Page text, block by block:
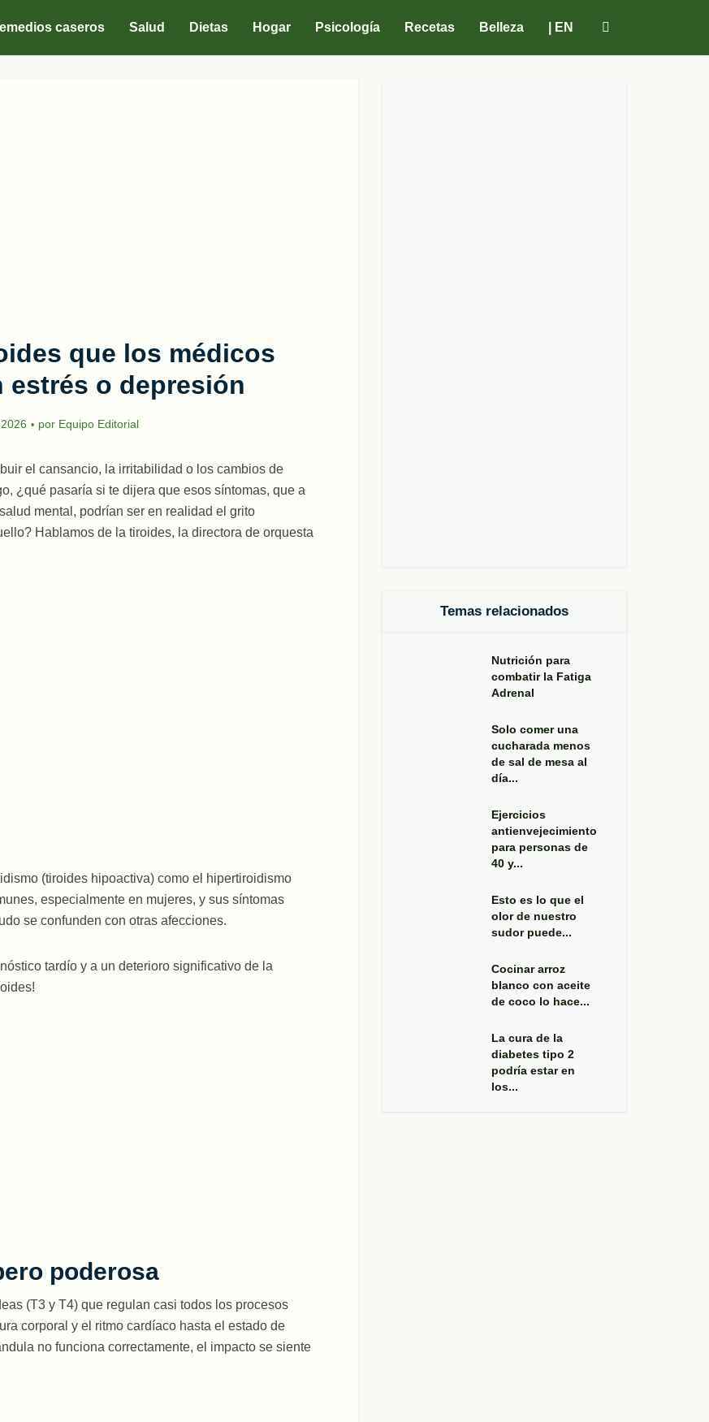
caseros Salud Dietas Hogar Psicología Recetas Belleza | EN
que los médicos
o depresión
por Equipo Editorial
el cansancio, la irritabilidad o los cambios de
¿qué pasaría si te dijera que esos síntomas, que a
mental, podrían ser en realidad el grito
Hablamos de la tiroides, la directora de orquesta
(tiroides hipoactiva) como el hipertiroidismo
especialmente en mujeres, y sus síntomas
se confunden con otras afecciones.
tardío y a un deterioro significativo de la
poderosa
(T3 y T4) que regulan casi todos los procesos
corporal y el ritmo cardíaco hasta el estado de
no funciona correctamente, el impacto se siente
Temas relacionados
Nutrición para
combatir la Fatiga
Adrenal
Solo comer una
cucharada menos
de sal de mesa al
día...
Ejercicios
antienvejecimiento
para personas de
40 y...
Esto es lo que el
olor de nuestro
sudor puede...
Cocinar arroz
blanco con aceite
de coco lo hace...
La cura de la
diabetes tipo 2
podría estar en
los...